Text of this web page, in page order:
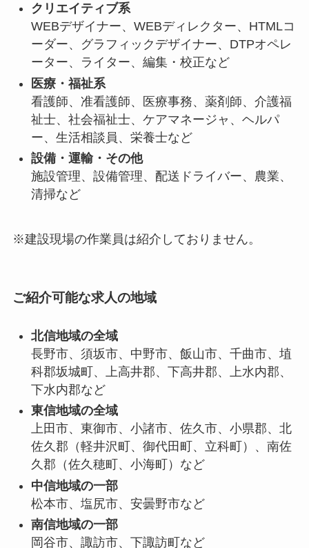
クリエイティブ系
WEBデザイナー、WEBディレクター、HTMLコ
ーダー、グラフィックデザイナー、DTPオペレ
ーター、ライター、編集・校正など
医療・福祉系
看護師、准看護師、医療事務、薬剤師、介護福
祉士、社会福祉士、ケアマネージャ、ヘルパ
ー、生活相談員、栄養士など
設備・運輸・その他
施設管理、設備管理、配送ドライバー、農業、
清掃など
※建設現場の作業員は紹介しておりません。
ご紹介可能な求人の地域
北信地域の全域
長野市、須坂市、中野市、飯山市、千曲市、埴
科郡坂城町、上高井郡、下高井郡、上水内郡、
下水内郡など
東信地域の全域
上田市、東御市、小諸市、佐久市、小県郡、北
佐久郡（軽井沢町、御代田町、立科町）、南佐
久郡（佐久穂町、小海町）など
中信地域の一部
松本市、塩尻市、安曇野市など
南信地域の一部
岡谷市、諏訪市、下諏訪町など